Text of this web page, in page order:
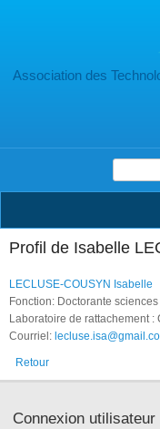
Association des
Profil de Isabelle
LECLUSE-COUSYN Isabelle
Fonction: Doctorante
Laboratoire de rattachement :
Courriel:
Retour
Connexion utilisateur